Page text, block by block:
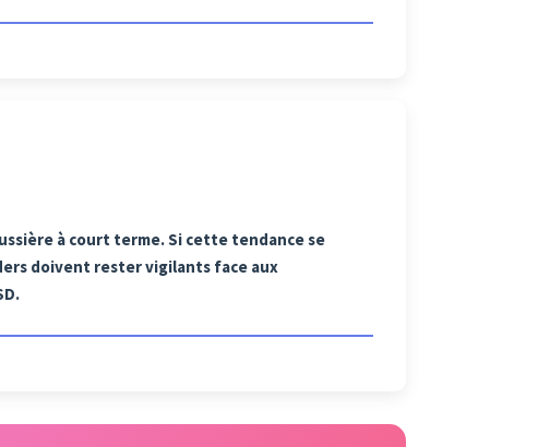
à court terme. Si cette tendance se
doivent rester vigilants face aux